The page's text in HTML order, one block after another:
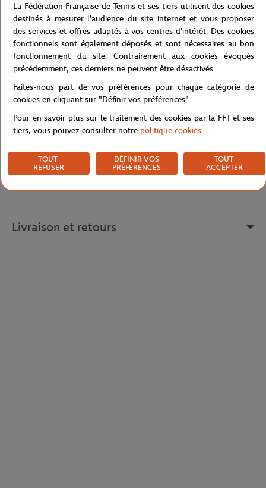
l'US Open - ce t-shirt incarne l'esprit de compétition et l'excitation
de ces événements emblématiques.
Ce t-shirt marine élégant est le choix parfait pour tout amateur de
tennis qui souhaite afficher son soutien aux plus grands tournois
de la saison. L'impression artistique des logos des quatre tournois
et moderne, parfait pour les séances d'entraînement sur le court
ou pour un style décontracté en dehors du court.
Référence :RTSM1124-MAR
Caractéristiques
Livraison et retours
La Fédération Française de Tennis et ses tiers utilisent des cookies
destinés à mesurer l'audience du site internet et vous proposer
des services et offres adaptés à vos centres d'intérêt. Des cookies
fonctionnels sont également déposés et sont nécessaires au bon
fonctionnement du site. Contrairement aux cookies évoqués
précédemment, ces derniers ne peuvent être désactivés.
Faites-nous part de vos préférences pour chaque catégorie de
cookies en cliquant sur "Définir vos préférences".
Pour en savoir plus sur le traitement des cookies par la FFT et ses
tiers, vous pouvez consulter notre politique cookies.
TOUT
REFUSER
DÉFINIR VOS
PRÉFÉRENCES
TOUT
ACCEPTER